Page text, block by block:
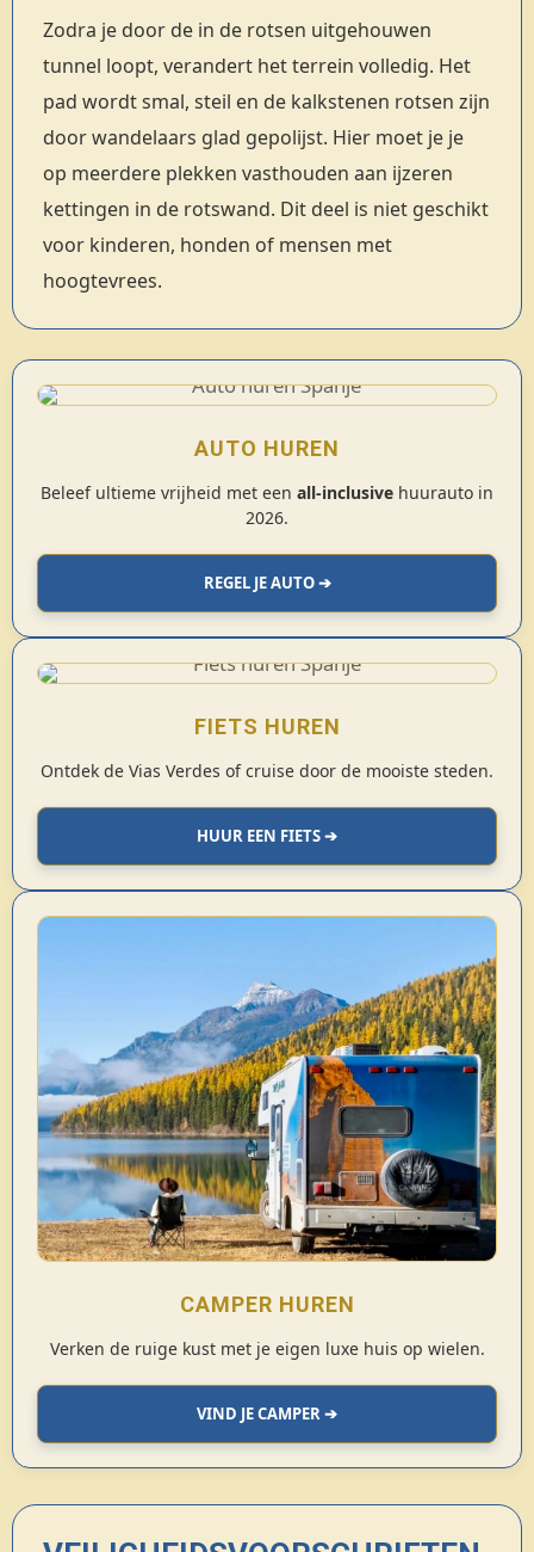
Zodra je door de in de rotsen uitgehouwen
tunnel loopt, verandert het terrein volledig. Het
pad wordt smal, steil en de kalkstenen rotsen zijn
door wandelaars glad gepolijst. Hier moet je je
op meerdere plekken vasthouden aan ijzeren
kettingen in de rotswand. Dit deel is niet geschikt
voor kinderen, honden of mensen met
hoogtevrees.
AUTO HUREN
Beleef ultieme vrijheid met een all-inclusive huurauto in
2026.
REGEL JE AUTO ➔
FIETS HUREN
Ontdek de Vias Verdes of cruise door de mooiste steden.
HUUR EEN FIETS ➔
CAMPER HUREN
Verken de ruige kust met je eigen luxe huis op wielen.
VIND JE CAMPER ➔